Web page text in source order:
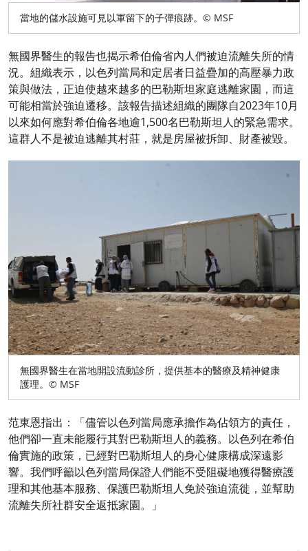
當地的儲水設施可見以軍留下的子彈痕跡。© MSF
無國界醫生的報告也揭示希伯倫省內人們被迫流離失所的情
況。組織表示，以色列當局和定居者日益疊加的高壓暴力政
策與做法，正迫使越來越多的巴勒斯坦家庭逃離家園，而這
可能相當於強迫遷移。該報告描述組織的團隊自2023年10月
以來如何應對希伯倫各地逾1,500名巴勒斯坦人的緊急需求。
這群人不是被迫逃離其村莊，就是房屋被拆卸、財產被毀。
無國界醫生在當地開設流動診所，提供基本的醫療及精神健康
護理。© MSF
范東恩指出：「儘管以色列當局應承擔作為佔領方的責任，
他們卻一直未能履行其對巴勒斯坦人的義務。以色列在希伯
倫實施的政策，已經對巴勒斯坦人的身心健康構成深遠影
響。我們呼籲以色列當局保證人們能不受阻礙地獲得醫療護
理和其他基本服務、保護巴勒斯坦人免於強迫流徙，並幫助
流離失所社群安全返抵家園。」